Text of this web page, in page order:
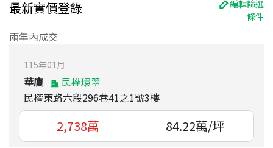
最新實價登錄
編輯篩選
條件
兩年內成交
115年01月
華廈
民權環翠
民權東路六段296巷41之1號3樓
2,738萬 84.22萬/坪